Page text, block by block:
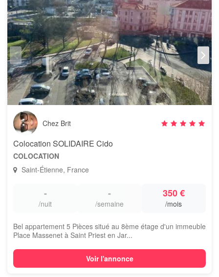
Chez Brit
Colocation SOLIDAIRE Cido
COLOCATION
Saint-Étienne, France
-
/nuit
-
/semaine
350 €
/mois
Bel appartement 5 Pièces situé au 8ème étage d'un immeuble
Place Massenet à Saint Priest en Jar...
Voir l'annonce